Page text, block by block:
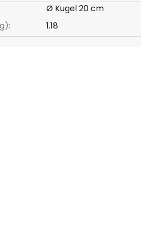
Ø Kugel 20 cm
1.18